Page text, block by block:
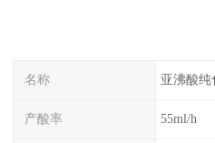
名称 亚沸酸纯
产酸率 55ml/h